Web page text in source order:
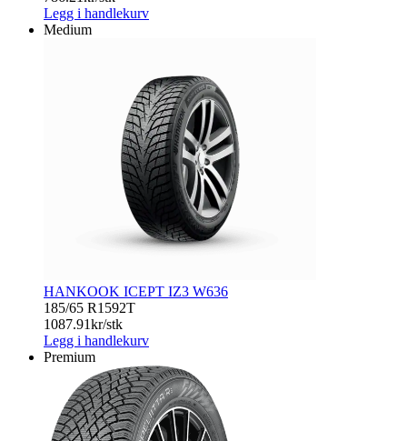
Legg i handlekurv
Medium
HANKOOK ICEPT IZ3 W636
185/65 R1592T
1087.91kr/stk
Legg i handlekurv
Premium